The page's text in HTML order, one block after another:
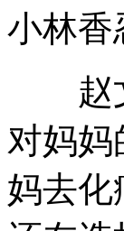
小林香
赵文
对妈
妈去化